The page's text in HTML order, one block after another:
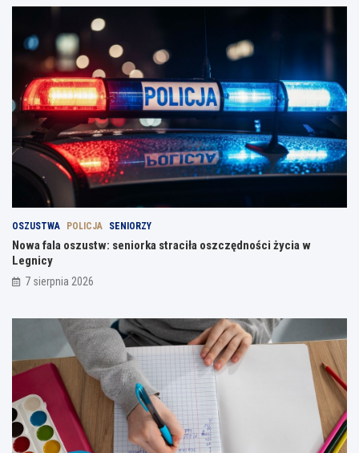
OSZUSTWA POLICJA SENIORZY
Nowa fala oszustw: seniorka straciła oszczędności życia w
Legnicy
7 sierpnia 2026